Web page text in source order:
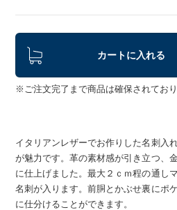
カートに入れる
※ご注文完了まで商品は確保されており
イタリアンレザーでお作りした名刺入
が魅力です。革の素材感が引き立つ、
に仕上げました。最大２ｃｍ程の通し
名刺が入ります。前胴とかぶせ裏にポ
に仕分けることができます。